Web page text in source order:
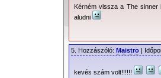
Kérném vissza a The
aludni
5. Hozzászóló: Maistro |
kevés szám volt!!!!!!